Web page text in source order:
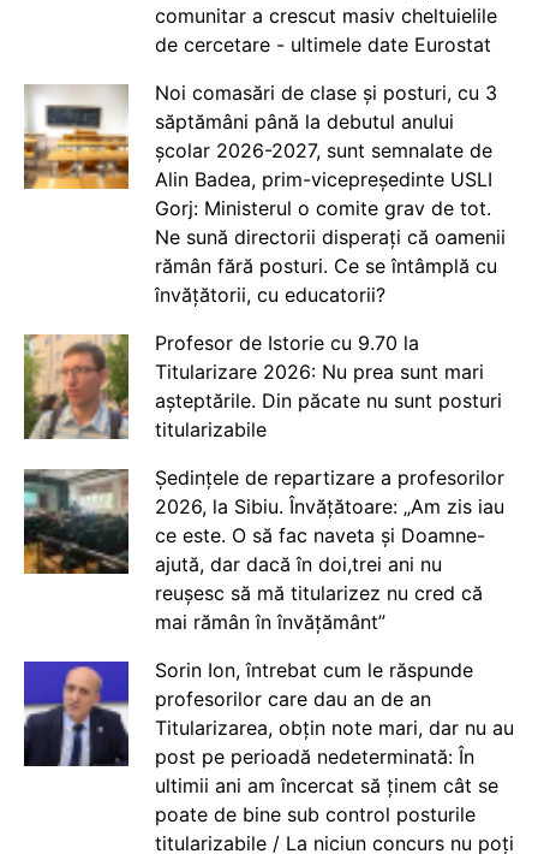
comunitar a crescut masiv cheltuielile
de cercetare - ultimele date Eurostat
Noi comasări de clase și posturi, cu 3
săptămâni până la debutul anului
școlar 2026-2027, sunt semnalate de
Alin Badea, prim-vicepreședinte USLI
Gorj: Ministerul o comite grav de tot.
Ne sună directorii disperați că oamenii
rămân fără posturi. Ce se întâmplă cu
învățătorii, cu educatorii?
Profesor de Istorie cu 9.70 la
Titularizare 2026: Nu prea sunt mari
așteptările. Din păcate nu sunt posturi
titularizabile
Ședințele de repartizare a profesorilor
2026, la Sibiu. Învățătoare: „Am zis iau
ce este. O să fac naveta și Doamne-
ajută, dar dacă în doi,trei ani nu
reușesc să mă titularizez nu cred că
mai rămân în învățământ”
Sorin Ion, întrebat cum le răspunde
profesorilor care dau an de an
Titularizarea, obțin note mari, dar nu au
post pe perioadă nedeterminată: În
ultimii ani am încercat să ținem cât se
poate de bine sub control posturile
titularizabile / La niciun concurs nu poți